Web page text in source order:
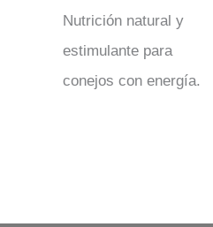
Nutrición natural y
estimulante para
conejos con energía.